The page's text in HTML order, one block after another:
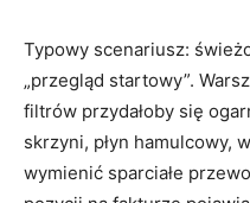
Typowy scenariusz:
„przegląd startowy”.
filtrów przydałoby się
skrzyni, płyn hamulcowy,
wymienić sparciałe